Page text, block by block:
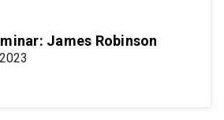
James Robinson